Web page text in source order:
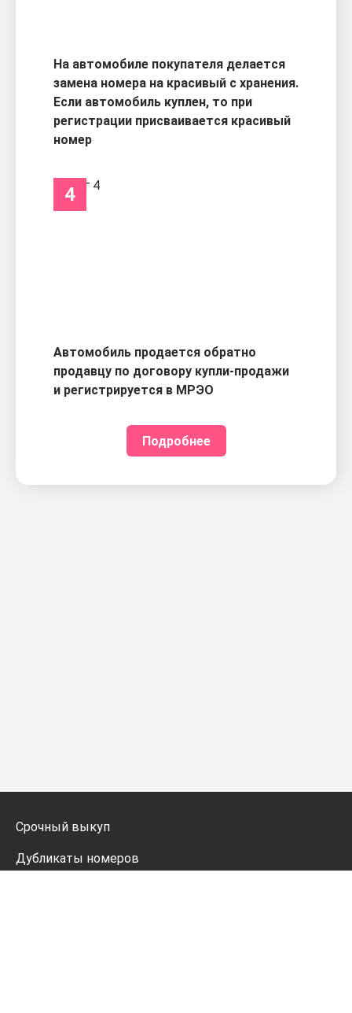
На автомобиле покупателя делается
замена номера на красивый с хранения.
Если автомобиль куплен, то при
регистрации присваивается красивый
номер
4
Автомобиль продается обратно
продавцу по договору купли-продажи
и регистрируется в МРЭО
Подробнее
Срочный выкуп
Дубликаты номеров